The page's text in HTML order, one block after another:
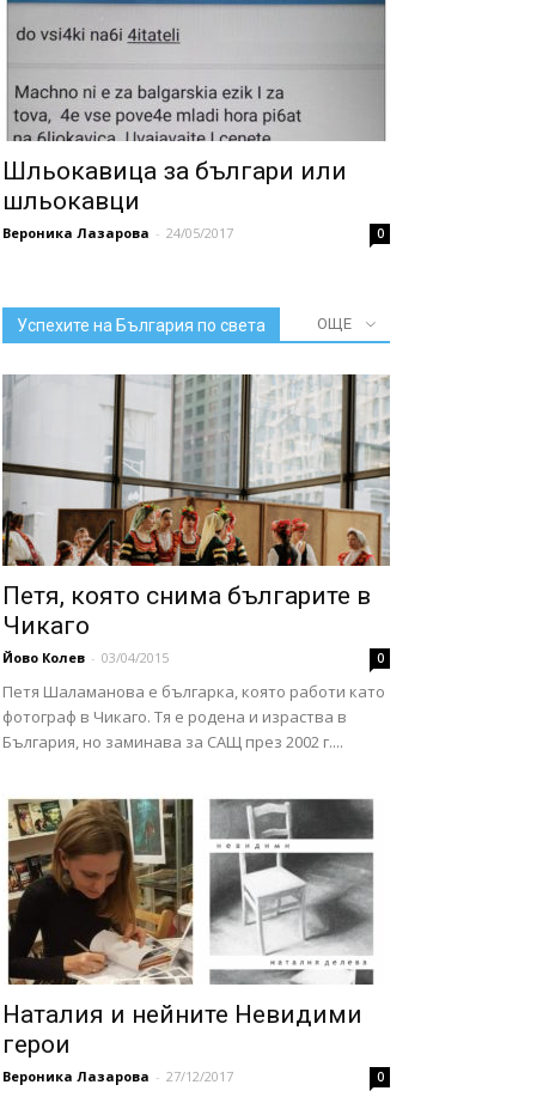
Шльокавица за българи или
шльокавци
Вероника Лазарова - 24/05/2017 0
Успехите на България по света ОЩЕ
Петя, която снима българите в
Чикаго
Йово Колев - 03/04/2015 0
Петя Шаламанова е българка, която работи като
фотограф в Чикаго. Тя е родена и израства в
България, но заминава за САЩ през 2002 г....
Наталия и нейните Невидими
герои
Вероника Лазарова - 27/12/2017 0